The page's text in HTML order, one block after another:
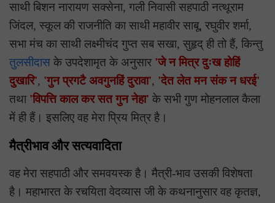
साथी बिशन नारायण सक्सेना, गली निवासी सहपाठी नत्थूराम
जिंदल, स्कूल की राजनीति का साथी महावीर साबू, रघुवीर शर्मा,
सभा मंच का साथी लक्ष्मीचंद गुप्त सब सखा, सुहृद् ही तो हैं, किन्तु
तुलसीदास के उपदेशामृत के अनुसार 'जे न मित्र दुःख होहिं
दुखारि', 'गुन प्रगटै अवगुनहिं दुरावा', 'देत लेत मन संक न धरई'
तथा 'विपत्ति काल कर सत गुन नेहा' के सभी गुण मोहनलाल कैला
में ही हैं। इसलिए वह मेरा प्रिय मित्र है।
मैत्रीभाव और सत्यवादिता
वह मेरा सहपाठी और समवयस्क है। मैत्री-भाव उसकी विशेषता
है। महाभारत के रचयिता वेदव्यास जी के कथनानुसार वह कृतज्ञ,